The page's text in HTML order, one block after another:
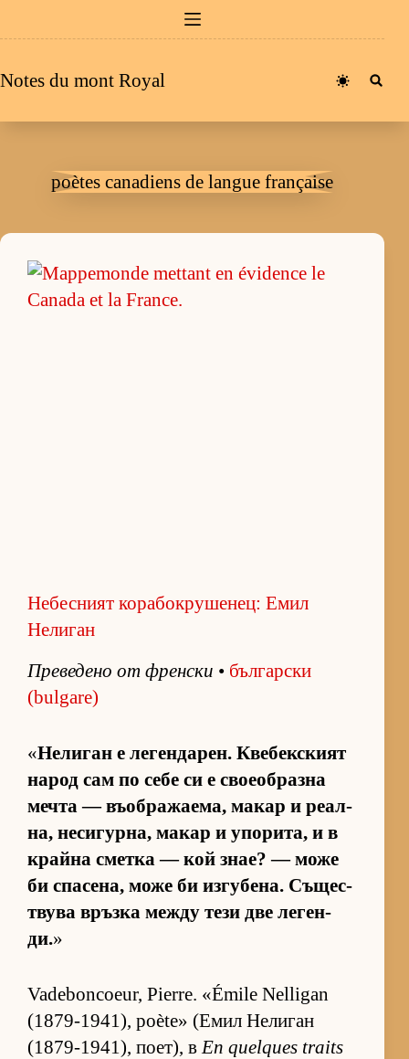
au
Notes du mont Royal
poètes canadiens de langue française
Небесният корабокрушенец: Емил
Нелиган
Пре­ве­дено от френ­ски • бъл­гар­ски
(bulgare)
«Не­ли­ган е ле­ген­да­рен. Кве­бек­с­кият
на­род сам по себе си е сво­еоб­разна
мечта — въ­об­ра­жа­е­ма, ма­кар и ре­ал­
на, не­си­гур­на, ма­кар и упо­ри­та, и в
крайна сметка — кой знае? — може
би спа­се­на, може би из­гу­бе­на. Съ­щес­
т­вува връзка между тези две ле­ген­
ди.»
Vadeboncoeur, Pierre. «Émile Nelligan
(1879-1941), poète» (Е­мил Не­ли­ган
(1879-1941), по­ет), в En quelques traits